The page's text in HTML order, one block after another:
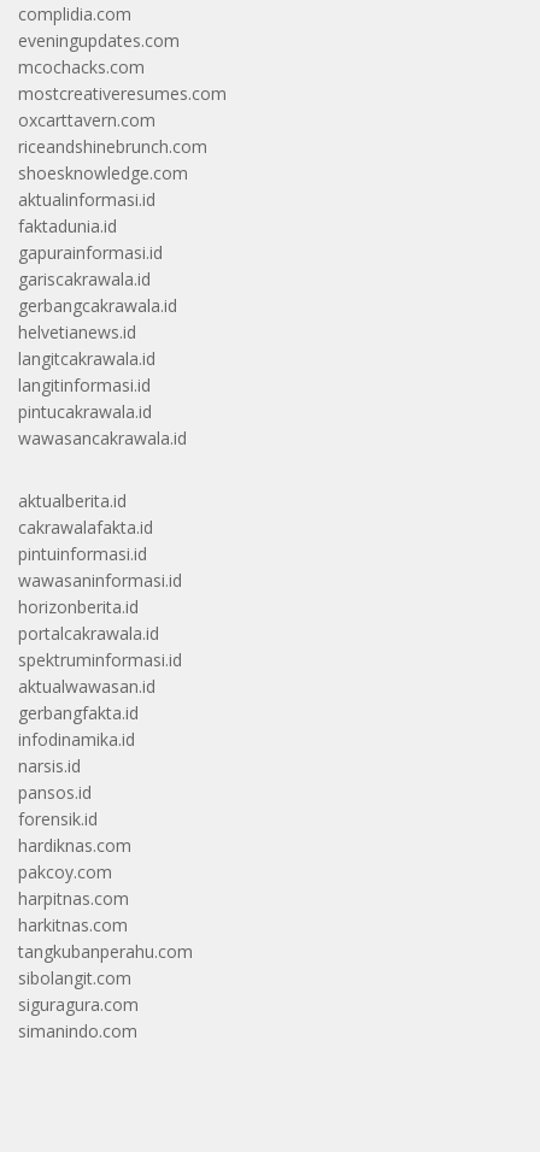
complidia.com
eveningupdates.com
mcochacks.com
mostcreativeresumes.com
oxcarttavern.com
riceandshinebrunch.com
shoesknowledge.com
aktualinformasi.id
faktadunia.id
gapurainformasi.id
gariscakrawala.id
gerbangcakrawala.id
helvetianews.id
langitcakrawala.id
langitinformasi.id
pintucakrawala.id
wawasancakrawala.id
aktualberita.id
cakrawalafakta.id
pintuinformasi.id
wawasaninformasi.id
horizonberita.id
portalcakrawala.id
spektruminformasi.id
aktualwawasan.id
gerbangfakta.id
infodinamika.id
narsis.id
pansos.id
forensik.id
hardiknas.com
pakcoy.com
harpitnas.com
harkitnas.com
tangkubanperahu.com
sibolangit.com
siguragura.com
simanindo.com